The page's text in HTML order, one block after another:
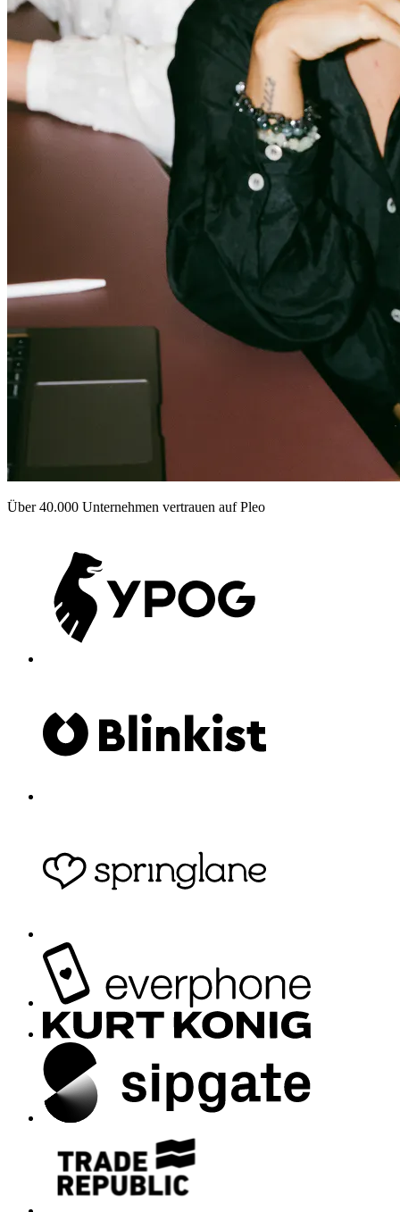
Über 40.000 Unternehmen vertrauen auf Pleo